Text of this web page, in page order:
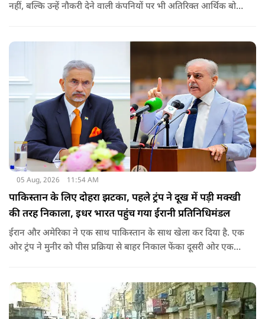
नहीं, बल्कि उन्हें नौकरी देने वाली कंपनियों पर भी अतिरिक्त आर्थिक बोझ
वीजा का समय-समय पर नवीनीकरण कराते हैं.
05 Aug, 2026 11:54 AM
पाकिस्तान के लिए दोहरा झटका, पहले ट्रंप ने दूख में पड़ी मक्खी
की तरह निकाला, इधर भारत पहुंच गया ईरानी प्रतिनिधिमंडल
ईरान और अमेरिका ने एक साथ पाकिस्तान के साथ खेला कर दिया है. एक
ओर ट्रंप ने मुनीर को पीस प्रक्रिया से बाहर निकाल फेंका दूसरी ओर एक